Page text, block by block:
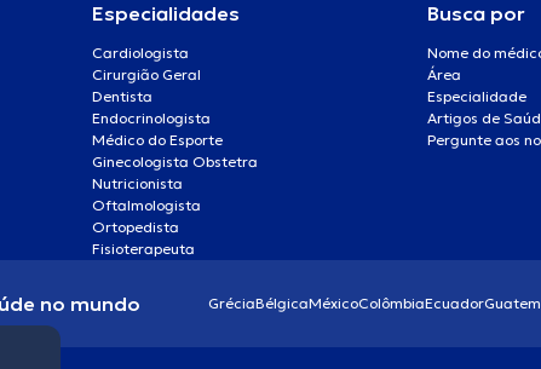
Especialidades
Cardiologista
Cirurgião Geral
Dentista
Endocrinologista
Médico do Esporte
Ginecologista Obstetra
Nutricionista
Oftalmologista
Ortopedista
Fisioterapeuta
Busca por
Nome do
Área
Especialidade
Artigos de
Pergunte aos
no mundo GréciaBélgicaMéxicoColômbiaEcuador